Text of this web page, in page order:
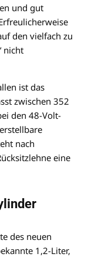
und gut
den vielfach zu
nicht
ist das
zwischen 352
den 48-Volt-
nach
eine
des neuen
1,2-Liter,